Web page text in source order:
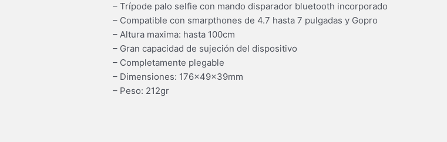
– Trípode palo selfie con mando disparador bluetooth incorporado
– Compatible con smarpthones de 4.7 hasta 7 pulgadas y Gopro
– Altura maxima: hasta 100cm
– Gran capacidad de sujeción del dispositivo
– Completamente plegable
– Dimensiones: 176x49x39mm
– Peso: 212gr